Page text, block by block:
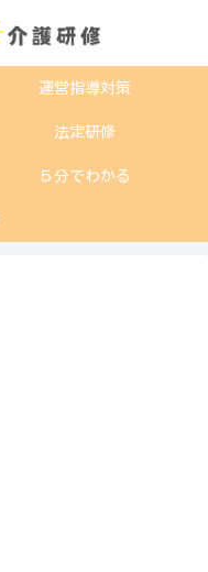
運営指導対策
法定研修
５分でわかる